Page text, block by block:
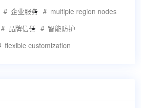
企业服务
multiple region nodes
品牌信誉
智能防护
flexible customization